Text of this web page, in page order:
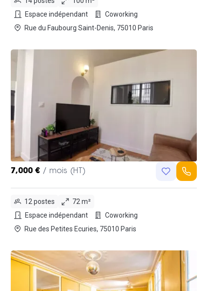
Espace indépendant
Coworking
Rue du Faubourg Saint-Denis, 75010 Paris
7,000 € / mois (HT)
12 postes
72 m²
Espace indépendant
Coworking
Rue des Petites Ecuries, 75010 Paris